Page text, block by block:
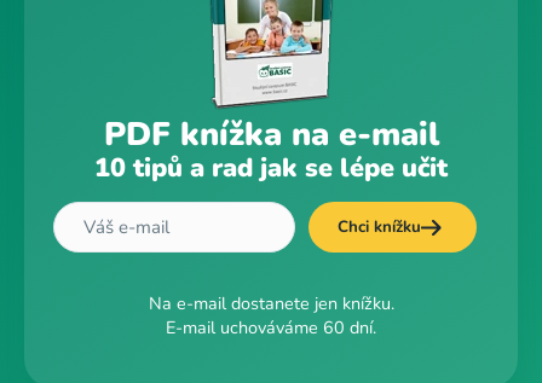
PDF knížka na e-mail
10 tipů a rad jak se lépe učit
Chci knížku
Na e-mail dostanete jen knížku.
E-mail uchováváme 60 dní.